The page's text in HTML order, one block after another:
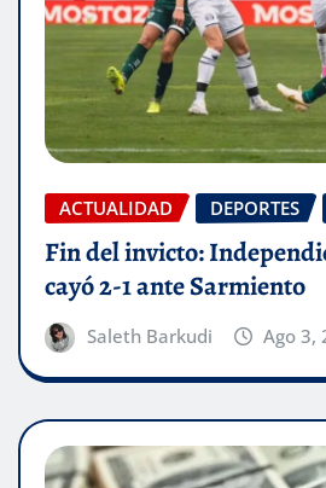
ACTUALIDAD DEPORTES
Fin del invicto:
cayó 2-1 ante Sarmiento
Saleth Barkudi Ago 3,